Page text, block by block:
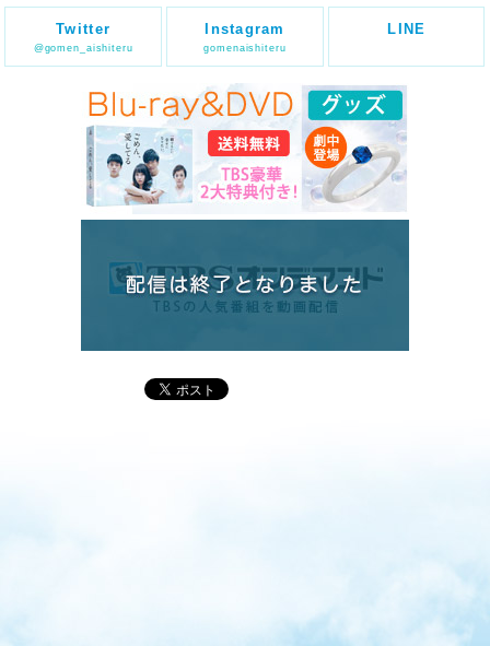
Twitter
@gomen_aishiteru
Instagram
gomenaishiteru
LINE